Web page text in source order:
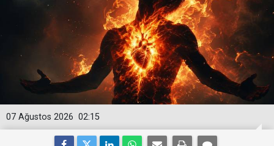
02:15
07 Ağustos 2026